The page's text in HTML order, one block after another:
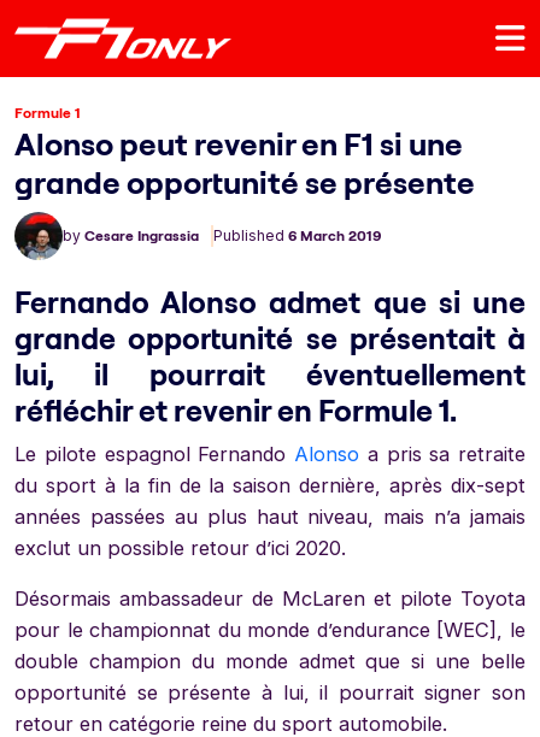
Formule 1
Alonso peut revenir en F1 si une
grande opportunité se présente
by Cesare Ingrassia Published 6 March 2019
Fernando Alonso admet que si une
grande opportunité se présentait à
lui, il pourrait éventuellement
réfléchir et revenir en Formule 1.
Le pilote espagnol Fernando Alonso a pris sa retraite
du sport à la fin de la saison dernière, après dix-sept
années passées au plus haut niveau, mais n’a jamais
exclut un possible retour d’ici 2020.
Désormais ambassadeur de McLaren et pilote Toyota
pour le championnat du monde d’endurance [WEC], le
double champion du monde admet que si une belle
opportunité se présente à lui, il pourrait signer son
retour en catégorie reine du sport automobile.